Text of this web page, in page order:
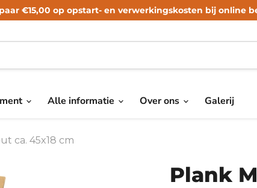
€15,00 op opstart- en verwerkingskosten bij online
Alle informatie Over ons Galerij
ca. 45x18 cm
Plank